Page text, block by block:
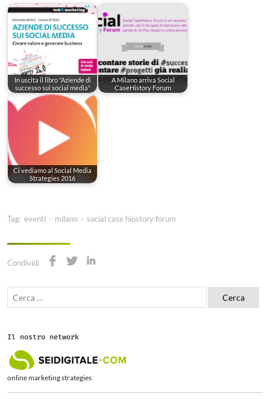
In uscita il libro "Aziende di
successo sui social media"
A Milano arriva Social
CaseHistory Forum
Ci vediamo al Social Media
Strategies 2016
Tag: eventi - milano - social case hiostory forum
Condividi
r
c
p
r
:
Il nostro network
online marketing strategies